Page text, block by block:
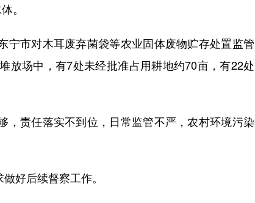
。
市对木耳废弃菌袋等农业固体废物贮存处置监管
放场中，有7处未经批准占用耕地约70亩，有22处
责任落实不到位，日常监管不严，农村环境污染
好后续督察工作。